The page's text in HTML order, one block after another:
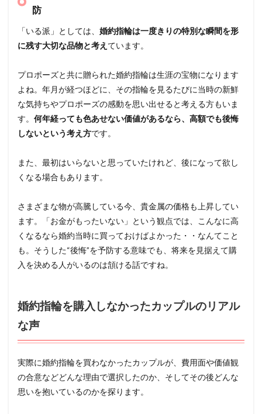
防
「いる派」としては、 婚約指輪は一度きりの特別な瞬間を形
に残す大切な品物と考え ています。
プロポーズと共に贈られた婚約指輪は生涯の宝物になります
よね。年月が経つほどに、その指輪を見るたびに当時の新鮮
な気持ちやプロポーズの感動を思い出せると考える方もいま
す。 何年経っても色あせない価値があるなら、高額でも後悔
しないという考え方です。
また、最初はいらないと思っていたけれど、後になって欲し
くなる場合もあります。
さまざまな物が高騰している今、貴金属の価格も上昇してい
ます。「お金がもったいない」という観点では、こんなに高
くなるなら婚約当時に買っておけばよかった・・なんてこと
も。そうした“後悔”を予防する意味でも、将来を見据えて購
入を決める人がいるのは頷ける話ですね。
婚約指輪を購入しなかったカップルのリアル
な声
実際に婚約指輪を買わなかったカップルが、費用面や価値観
の合意などどんな理由で選択したのか、そしてその後どんな
思いを抱いているのかを探ります。